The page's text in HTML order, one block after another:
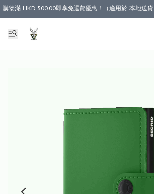
購物滿 HKD 500.00即享免運費優惠！（適用於 本地送